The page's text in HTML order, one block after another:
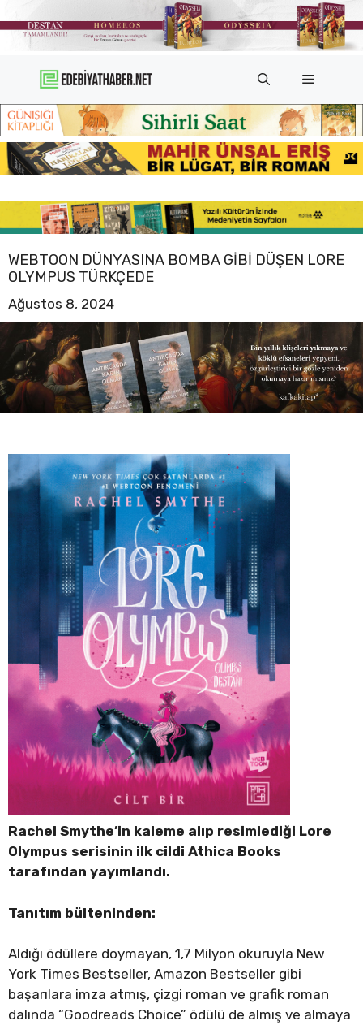
atla
Menü
WEBTOON DÜNYASINA BOMBA GIBI DÜŞEN LORE
OLYMPUS TÜRKÇEDE
Ağustos 8, 2024
Rachel Smythe’in kaleme alıp resimlediği Lore
Olympus serisinin ilk cildi Athica Books
tarafından yayımlandı.
Tanıtım bülteninden:
Aldığı ödüllere doymayan, 1,7 Milyon okuruyla New
York Times Bestseller, Amazon Bestseller gibi
başarılara imza atmış, çizgi roman ve grafik roman
dalında “Goodreads Choice” ödülü de almış ve almaya